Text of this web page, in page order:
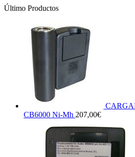
Último Productos
CB6000 Ni-Mh 207,00€